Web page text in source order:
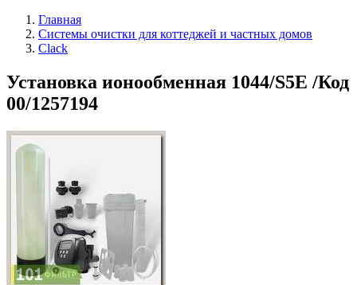
Главная
Системы очистки для коттеджей и частных домов
Clack
Установка ионообменная 1044/S5E /Код
00/1257194